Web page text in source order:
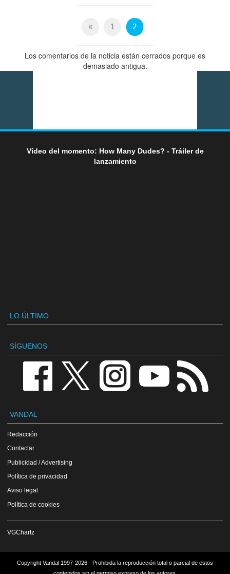
« 1 2
Los comentarios de la noticia están cerrados porque es
demasiado antigua.
Vídeo del momento: How Many Dudes? - Tráiler de
lanzamiento
LO ÚLTIMO
SÍGUENOS
VANDAL
Redacción
Contactar
Publicidad / Advertising
Política de privacidad
Aviso legal
Política de cookies
VGChartz
Copyright Vandal 1997-2026 - Prohibida la reproducción total o parcial de estos